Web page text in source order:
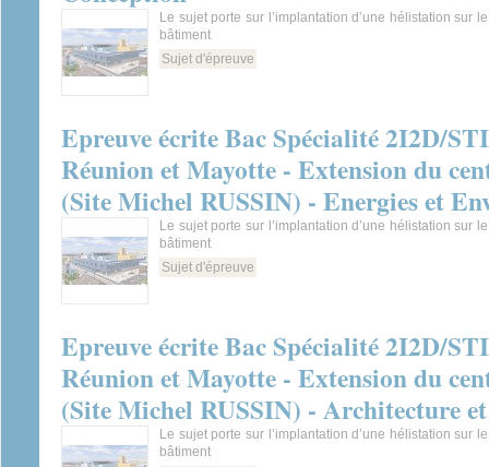
Le sujet porte sur l’implantation d’une hélistation sur
bâtiment
Sujet d'épreuve
Epreuve écrite Bac Spécialité 2I2D/
Réunion et Mayotte - Extension du
(Site Michel RUSSIN) - Energies et
Le sujet porte sur l’implantation d’une hélistation sur
bâtiment
Sujet d'épreuve
Epreuve écrite Bac Spécialité 2I2D/
Réunion et Mayotte - Extension du
(Site Michel RUSSIN) - Architecture
Le sujet porte sur l’implantation d’une hélistation sur
bâtiment